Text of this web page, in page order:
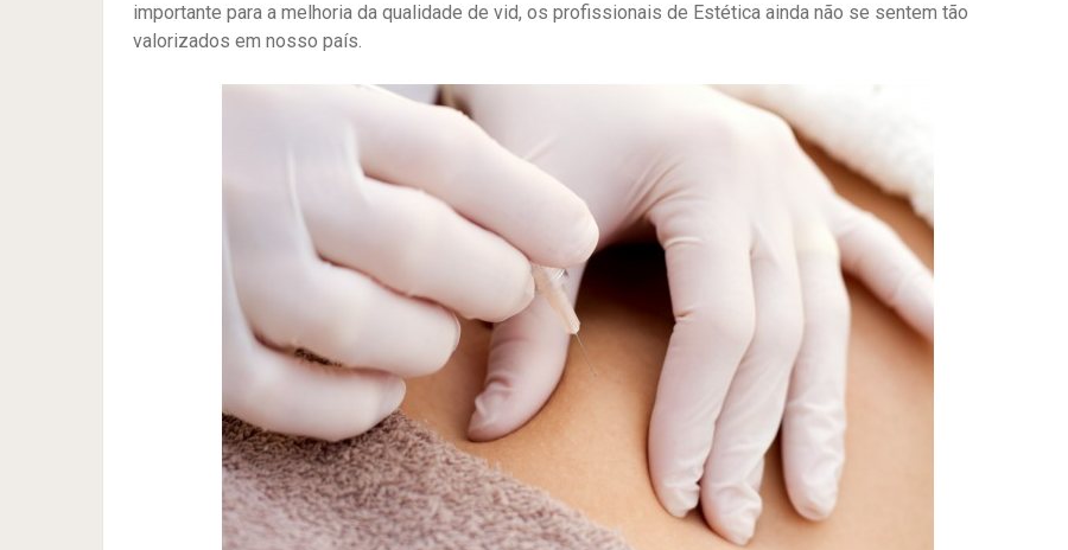
importante para a melhoria da qualidade de vid, os profissionais de Estética ainda não se sentem tão
valorizados em nosso país.